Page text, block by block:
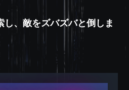
し、敵をズバズバと倒しま